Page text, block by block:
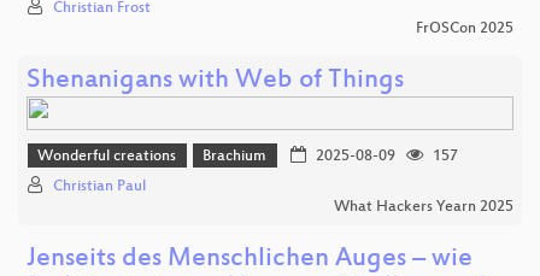
Christian Frost
FrOSCon 2025
Shenanigans with Web of Things
Wonderful creations Brachium 2025-08-09
157
Christian Paul
What Hackers Yearn 2025
Jenseits des Menschlichen Auges – wie